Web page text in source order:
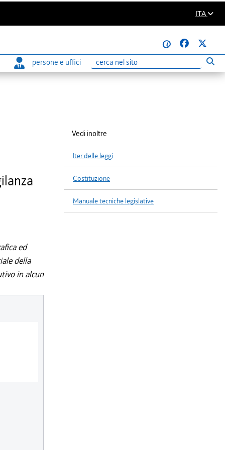
ITA
@
persone e uffici
Ricerca
ed
della
in alcun
Vedi inoltre
Iter delle leggi
Costituzione
Manuale tecniche legislative